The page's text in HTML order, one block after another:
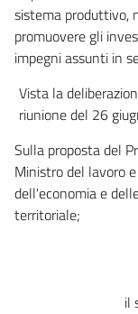
sistema produttivo,
promuovere gli
impegni assunti in
Vista la
riunione del 26
Sulla proposta del
Ministro del lavoro
dell'economia e
territoriale;
il